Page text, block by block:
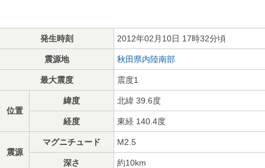
発生時刻 2012年02月10日 17時32分頃
震源地 秋田県内陸南部
最大震度 震度1
位置
緯度 北緯 39.6度
経度 東経 140.4度
震源
マグニチュード M2.5
深さ 約10km